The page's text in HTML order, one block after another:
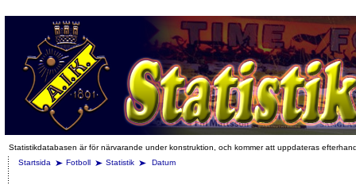
Statistikdatabasen är för närvarande under konstruktion, och kommer att uppdateras
Startsida
Fotboll Statistik Datum